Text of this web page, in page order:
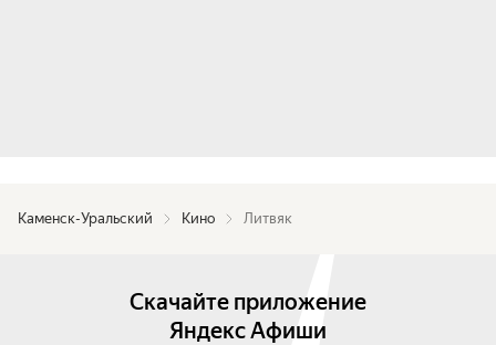
Каменск-Уральский Кино Литвяк
Скачайте приложение
Яндекс Афиши